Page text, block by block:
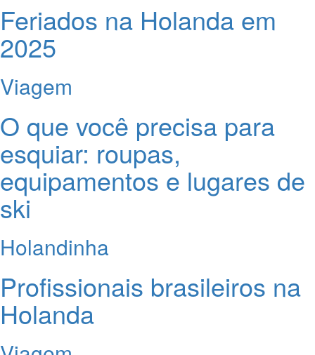
Feriados na Holanda em
2025
Viagem
O que você precisa para
esquiar: roupas,
equipamentos e lugares de
ski
Holandinha
Profissionais brasileiros na
Holanda